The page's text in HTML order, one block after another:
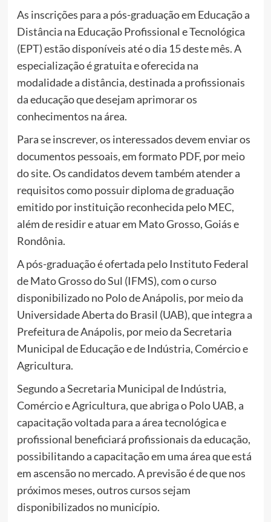
As inscrições para a pós-graduação em Educação a
Distância na Educação Profissional e Tecnológica
(EPT) estão disponíveis até o dia 15 deste mês. A
especialização é gratuita e oferecida na
modalidade a distância, destinada a profissionais
da educação que desejam aprimorar os
conhecimentos na área.
Para se inscrever, os interessados devem enviar os
documentos pessoais, em formato PDF, por meio
do site. Os candidatos devem também atender a
requisitos como possuir diploma de graduação
emitido por instituição reconhecida pelo MEC,
além de residir e atuar em Mato Grosso, Goiás e
Rondônia.
A pós-graduação é ofertada pelo Instituto Federal
de Mato Grosso do Sul (IFMS), com o curso
disponibilizado no Polo de Anápolis, por meio da
Universidade Aberta do Brasil (UAB), que integra a
Prefeitura de Anápolis, por meio da Secretaria
Municipal de Educação e de Indústria, Comércio e
Agricultura.
Segundo a Secretaria Municipal de Indústria,
Comércio e Agricultura, que abriga o Polo UAB, a
capacitação voltada para a área tecnológica e
profissional beneficiará profissionais da educação,
possibilitando a capacitação em uma área que está
em ascensão no mercado. A previsão é de que nos
próximos meses, outros cursos sejam
disponibilizados no município.